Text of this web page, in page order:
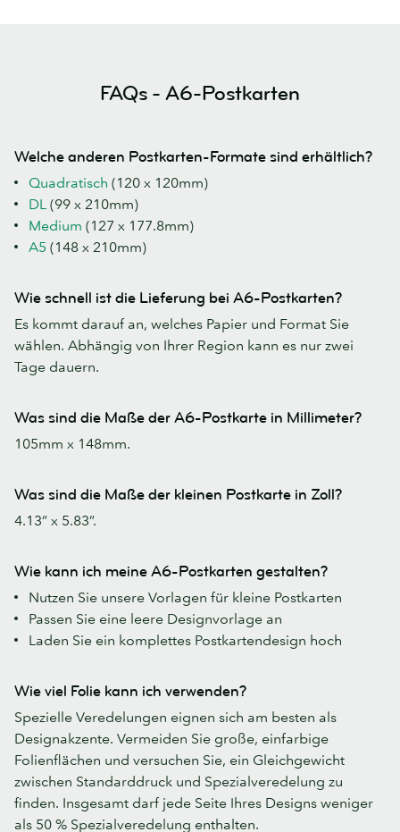
FAQs - A6-Postkarten
Welche anderen Postkarten-Formate sind erhältlich?
Quadratisch (120 x 120mm)
DL (99 x 210mm)
Medium (127 x 177.8mm)
A5 (148 x 210mm)
Wie schnell ist die Lieferung bei A6-Postkarten?
Es kommt darauf an, welches Papier und Format Sie
wählen. Abhängig von Ihrer Region kann es nur zwei
Tage dauern.
Was sind die Maße der A6-Postkarte in Millimeter?
105mm x 148mm.
Was sind die Maße der kleinen Postkarte in Zoll?
4.13” x 5.83”.
Wie kann ich meine A6-Postkarten gestalten?
Nutzen Sie unsere Vorlagen für kleine Postkarten
Passen Sie eine leere Designvorlage an
Laden Sie ein komplettes Postkartendesign hoch
Wie viel Folie kann ich verwenden?
Spezielle Veredelungen eignen sich am besten als
Designakzente. Vermeiden Sie große, einfarbige
Folienflächen und versuchen Sie, ein Gleichgewicht
zwischen Standarddruck und Spezialveredelung zu
finden. Insgesamt darf jede Seite Ihres Designs weniger
als 50 % Spezialveredelung enthalten.